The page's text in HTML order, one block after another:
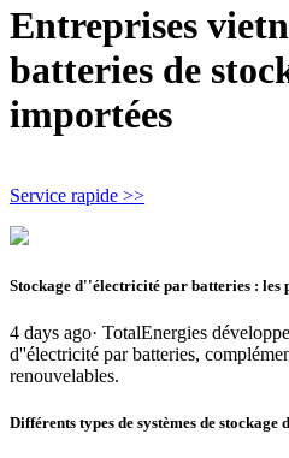
Entreprises
batteries de
importées
Service rapide >>
Stockage d''électricité par batteries : les
4 days ago· TotalEnergies
d''électricité par batteries,
renouvelables.
Différents types de systèmes de